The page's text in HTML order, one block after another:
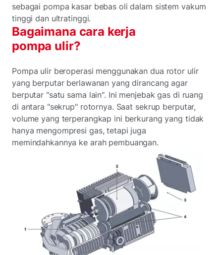
sebagai pompa kasar bebas oli dalam sistem vakum
tinggi dan ultratinggi.
Bagaimana cara kerja
pompa ulir?
Pompa ulir beroperasi menggunakan dua rotor ulir
yang berputar berlawanan yang dirancang agar
berputar "satu sama lain". Ini menjebak gas di ruang
di antara "sekrup" rotornya. Saat sekrup berputar,
volume yang terperangkap ini berkurang yang tidak
hanya mengompresi gas, tetapi juga
memindahkannya ke arah pembuangan.